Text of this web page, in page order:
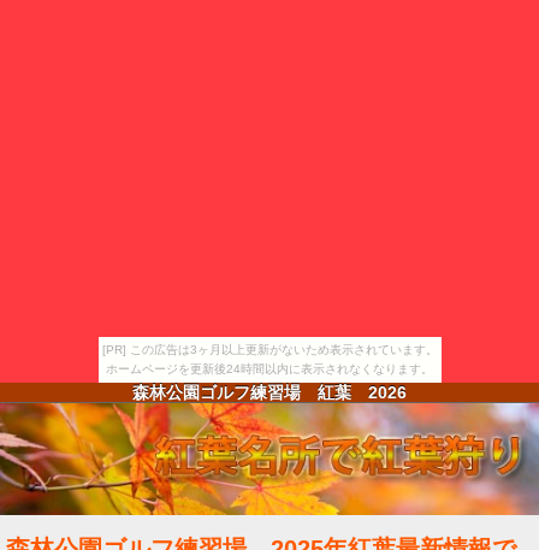
[PR] この広告は3ヶ月以上更新がないため表示されています。
ホームページを更新後24時間以内に表示されなくなります。
森林公園ゴルフ練習場 紅葉 2026